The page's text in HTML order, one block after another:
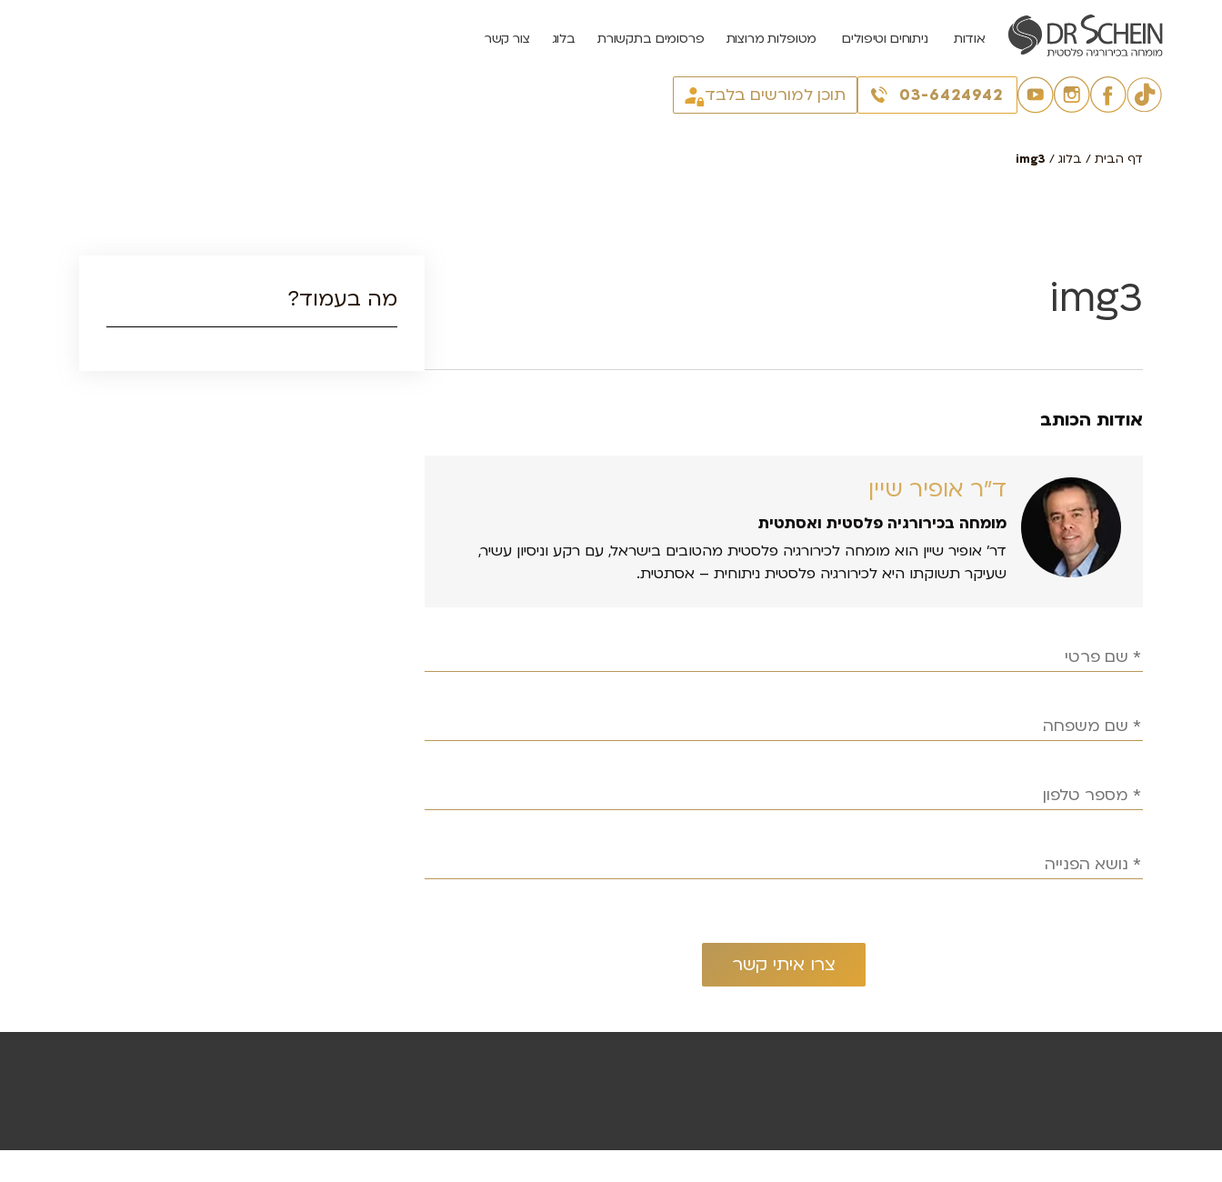
אודות ניתוחים וטיפולים מטופלות מרוצות פרסומים בתקשורת בלוג צור קשר
03-6424942 תוכן למורשים בלבד
דף הבית / בלוג /
img3
img3
אודות הכותב
ד״ר אופיר שיין
מומחה בכירורגיה פלסטית ואסתטית
דר’ אופיר שיין הוא מומחה לכירורגיה פלסטית מהטובים בישראל, עם רקע וניסיון עשיר,
שעיקר תשוקתו היא לכירורגיה פלסטית ניתוחית – אסתטית.
מה בעמוד?